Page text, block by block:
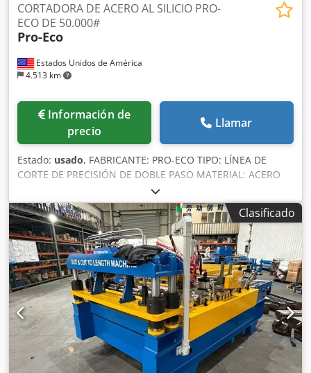
Estados Unidos de América
4.513 km
CORTADORA DE ACERO AL SILICIO PRO-
ECO DE 50.000#
Pro-Eco
Información de
precio
Llamar
Estado: usado, FABRICANTE: PRO-ECO TIPO: LÍNEA DE
CORTE DE PRECISIÓN DE DOBLE PASO MATERIAL: ACERO
AL SILICIO CON ORIENTACIÓN DE GRANO, ACERO SIN
ORIENTACIÓN DE GRANO, ACERO LAMINADO EN FRÍO
RESISTENCIA AL CORTE: 100 000 PSI (ACERO AL SILICIO) / 60
000 PSI (ACERO LAMINADO EN FRÍO) RESISTENCIA MÁXIMA
A LA TRACCIÓN: 80 000 PSI RESISTENCIA MÍNIMA A LA
TRACCIÓN: 30 000 PSI PESO MÁXIMO DE LA BOBINA: 50 000
LBS (ENTRADA/SALIDA) ANCHO MÁXIMO DE LA BOBINA: 48"
NOMINAL (50" MÁXIMO) (ENTRADA/SALIDA) ANCHO
MÍNIMO DE LA BOBINA: 8" (ENTRADA) / 1" (SALIDA)
DIÁMETRO EXTERIOR MÁXIMO DE LA BOBINA: 72"
(ENTRADA/SALIDA) DIÁMETRO EXTERIOR MÍNIMO DE LA
BOBINA: 36" (ENTRADA/SALIDA) ESPESOR MÁXIMO DE LA
BANDA: 0,025" (ACERO AL SILICIO) / 0,050" (ACERO
Clasificado